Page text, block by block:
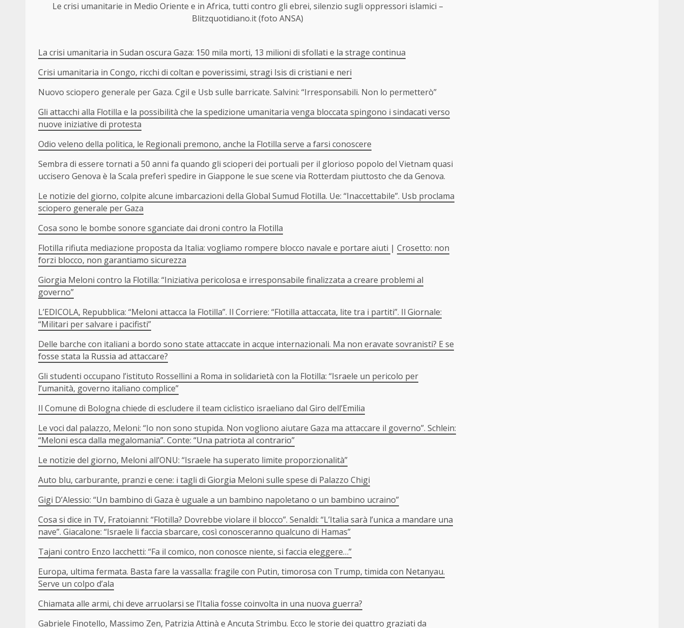
Le crisi umanitarie in Medio Oriente e in Africa, tutti contro gli ebrei, silenzio sugli oppressori islamici –
Blitzquotidiano.it (foto ANSA)
La crisi umanitaria in Sudan oscura Gaza: 150 mila morti, 13 milioni di sfollati e la strage continua
Crisi umanitaria in Congo, ricchi di coltan e poverissimi, stragi Isis di cristiani e neri
Nuovo sciopero generale per Gaza. Cgil e Usb sulle barricate. Salvini: “Irresponsabili. Non lo permetterò”
Gli attacchi alla Flotilla e la possibilità che la spedizione umanitaria venga bloccata spingono i sindacati verso
nuove iniziative di protesta
Odio veleno della politica, le Regionali premono, anche la Flotilla serve a farsi conoscere
Sembra di essere tornati a 50 anni fa quando gli scioperi dei portuali per il glorioso popolo del Vietnam quasi
uccisero Genova è la Scala preferì spedire in Giappone le sue scene via Rotterdam piuttosto che da Genova.
Le notizie del giorno, colpite alcune imbarcazioni della Global Sumud Flotilla. Ue: “Inaccettabile”. Usb proclama
sciopero generale per Gaza
Cosa sono le bombe sonore sganciate dai droni contro la Flotilla
Flotilla rifiuta mediazione proposta da Italia: vogliamo rompere blocco navale e portare aiuti | Crosetto: non
forzi blocco, non garantiamo sicurezza
Giorgia Meloni contro la Flotilla: “Iniziativa pericolosa e irresponsabile finalizzata a creare problemi al
governo”
L’EDICOLA, Repubblica: “Meloni attacca la Flotilla”. Il Corriere: “Flotilla attaccata, lite tra i partiti”. Il Giornale:
“Militari per salvare i pacifisti”
Delle barche con italiani a bordo sono state attaccate in acque internazionali. Ma non eravate sovranisti? E se
fosse stata la Russia ad attaccare?
Gli studenti occupano l’istituto Rossellini a Roma in solidarietà con la Flotilla: “Israele un pericolo per
l’umanità, governo italiano complice”
Il Comune di Bologna chiede di escludere il team ciclistico israeliano dal Giro dell’Emilia
Le voci dal palazzo, Meloni: “Io non sono stupida. Non vogliono aiutare Gaza ma attaccare il governo”. Schlein:
“Meloni esca dalla megalomania”. Conte: “Una patriota al contrario”
Le notizie del giorno, Meloni all’ONU: “Israele ha superato limite proporzionalità”
Auto blu, carburante, pranzi e cene: i tagli di Giorgia Meloni sulle spese di Palazzo Chigi
Gigi D’Alessio: “Un bambino di Gaza è uguale a un bambino napoletano o un bambino ucraino”
Cosa si dice in TV, Fratoianni: “Flotilla? Dovrebbe violare il blocco”. Senaldi: “L’Italia sarà l’unica a mandare una
nave”. Giacalone: “Israele li faccia sbarcare, così conosceranno qualcuno di Hamas”
Tajani contro Enzo Iacchetti: “Fa il comico, non conosce niente, si faccia eleggere…”
Europa, ultima fermata. Basta fare la vassalla: fragile con Putin, timorosa con Trump, timida con Netanyau.
Serve un colpo d’ala
Chiamata alle armi, chi deve arruolarsi se l’Italia fosse coinvolta in una nuova guerra?
Gabriele Finotello, Massimo Zen, Patrizia Attinà e Ancuta Strimbu. Ecco le storie dei quattro graziati da